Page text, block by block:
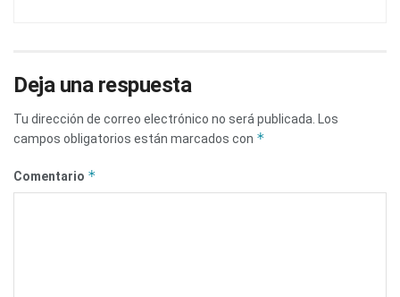
Deja una respuesta
Tu dirección de correo electrónico no será publicada.
Los
campos obligatorios están marcados con *
Comentario *